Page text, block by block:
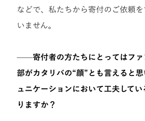
などで、私たちから寄付のご依頼を
いません。
——寄付者の方たちにとってはファ
部がカタリバの“顔”とも言えると思
ュニケーションにおいて工夫して
りますか？